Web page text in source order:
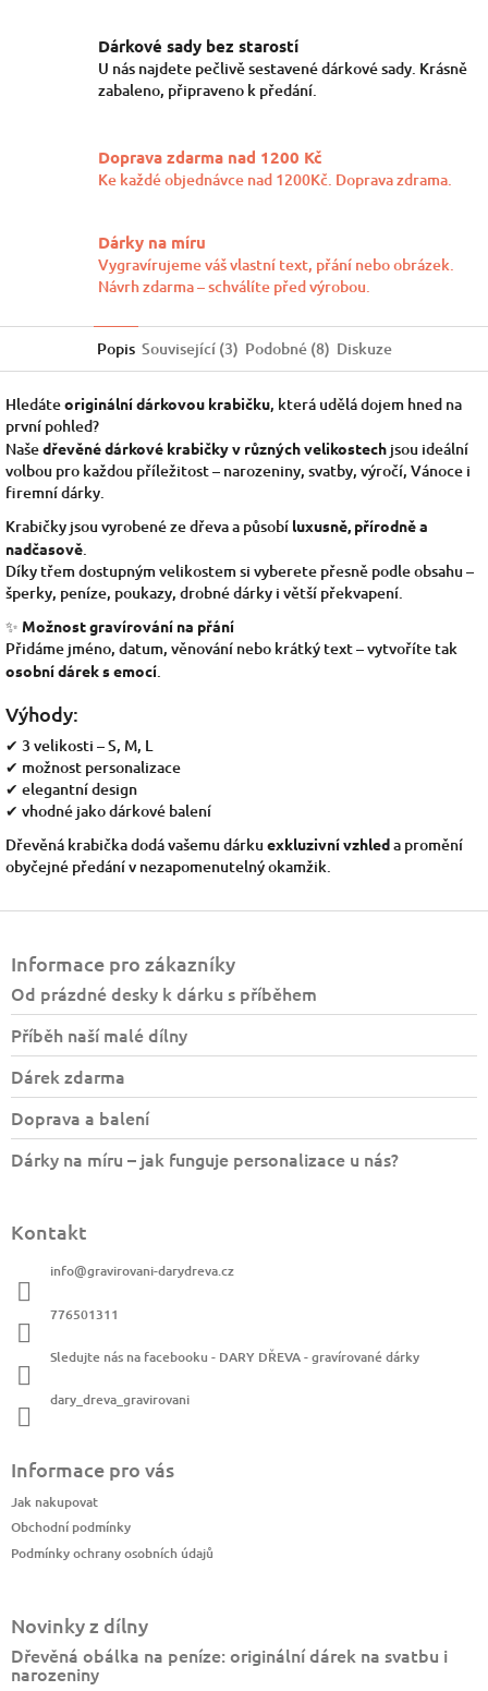
Dárkové sady bez starostí
U nás najdete pečlivě sestavené dárkové sady. Krásně
zabaleno, připraveno k předání.
Doprava zdarma nad 1200 Kč
Ke každé objednávce nad 1200Kč. Doprava zdrama.
Dárky na míru
Vygravírujeme váš vlastní text, přání nebo obrázek.
Návrh zdarma – schválíte před výrobou.
Popis Související (3) Podobné (8) Diskuze
Hledáteoriginální dárkovou krabičku, která udělá dojem hned na
první pohled?
Našedřevěné dárkové krabičky v různých velikostech jsou ideální
volbou pro každou příležitost – narozeniny, svatby, výročí, Vánoce i
firemní dárky.
Krabičky jsou vyrobené ze dřeva a působí luxusně, přírodně a
nadčasově.
Díky třem dostupným velikostem si vyberete přesně podle obsahu –
šperky, peníze, poukazy, drobné dárky i větší překvapení.
✨ Možnost gravírování na přání
Přidáme jméno, datum, věnování nebo krátký text – vytvoříte tak
osobní dárek s emocí.
Výhody:
✔ 3 velikosti – S, M, L
✔ možnost personalizace
✔ elegantní design
✔ vhodné jako dárkové balení
Dřevěná krabička dodá vašemu dárku exkluzivní vzhleda promění
obyčejné předání v nezapomenutelný okamžik.
Informace pro zákazníky
Od prázdné desky k dárku s příběhem
Příběh naší malé dílny
Dárek zdarma
Doprava a balení
Dárky na míru – jak funguje personalizace u nás?
Kontakt
info@gravirovani-darydreva.cz
776501311
Sledujte nás na facebooku - DARY DŘEVA - gravírované dárky
dary_dreva_gravirovani
Informace pro vás
Jak nakupovat
Obchodní podmínky
Podmínky ochrany osobních údajů
Novinky z dílny
Dřevěná obálka na peníze: originální dárek na svatbu i
narozeniny